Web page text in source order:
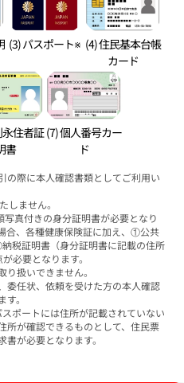
(3) パスポート※ (4) 住民基本台帳
カード
永住者証
書
(7) 個人番号カー
ド
の際に本人確認書類としてご利用い
しません。
真付きの身分証明書が必要となり
合、各種健康保険証に加え、①公共
税証明書（身分証明書に記載の住所
必要となります。
扱いできません。
委任状、依頼を受けた方の本人確認
。
ポートには住所が記載されていない
所が確認できるものとして、住民票
が必要となります。